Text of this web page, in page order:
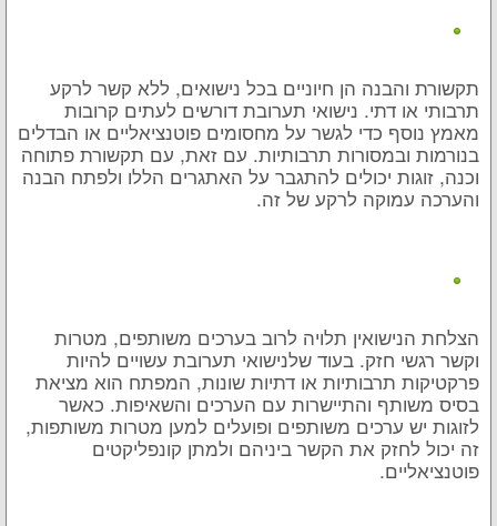
תקשורת והבנה הן חיוניים בכל נישואים, ללא קשר לרקע
תרבותי או דתי. נישואי תערובת דורשים לעתים קרובות
מאמץ נוסף כדי לגשר על מחסומים פוטנציאליים או הבדלים
בנורמות ובמסורות תרבותיות. עם זאת, עם תקשורת פתוחה
וכנה, זוגות יכולים להתגבר על האתגרים הללו ולפתח הבנה
והערכה עמוקה לרקע של זה.
הצלחת הנישואין תלויה לרוב בערכים משותפים, מטרות
וקשר רגשי חזק. בעוד שלנישואי תערובת עשויים להיות
פרקטיקות תרבותיות או דתיות שונות, המפתח הוא מציאת
בסיס משותף והתיישרות עם הערכים והשאיפות. כאשר
לזוגות יש ערכים משותפים ופועלים למען מטרות משותפות,
זה יכול לחזק את הקשר ביניהם ולמתן קונפליקטים
פוטנציאליים.